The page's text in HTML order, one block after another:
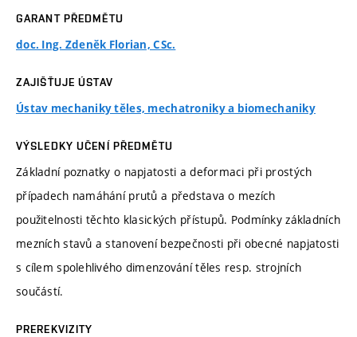
GARANT PŘEDMĚTU
doc. Ing. Zdeněk Florian, CSc.
ZAJIŠŤUJE ÚSTAV
Ústav mechaniky těles, mechatroniky a biomechaniky
VÝSLEDKY UČENÍ PŘEDMĚTU
Základní poznatky o napjatosti a deformaci při prostých
případech namáhání prutů a představa o mezích
použitelnosti těchto klasických přístupů. Podmínky základních
mezních stavů a stanovení bezpečnosti při obecné napjatosti
s cílem spolehlivého dimenzování těles resp. strojních
součástí.
PREREKVIZITY